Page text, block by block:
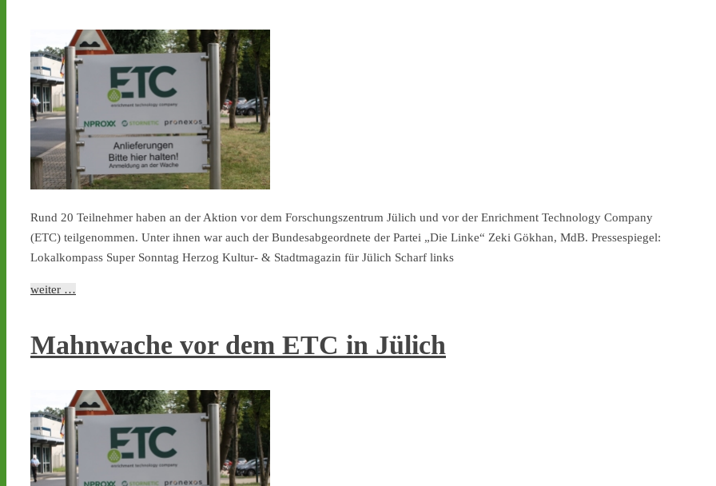
Rund 20 Teilnehmer haben an der Aktion vor dem Forschungszentrum Jülich und vor der Enrichment Technology Company
(ETC) teilgenommen. Unter ihnen war auch der Bundesabgeordnete der Partei „Die Linke“ Zeki Gökhan, MdB. Pressespiegel:
Lokalkompass Super Sonntag Herzog Kultur- & Stadtmagazin für Jülich Scharf links
weiter …
Mahnwache vor dem ETC in Jülich